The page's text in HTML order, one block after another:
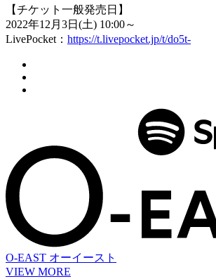
【チケット一般発売日】
2022年12月3日(土) 10:00～
LivePocket： https://t.livepocket.jp/t/do5t-
O-EAST オーイースト
VIEW MORE